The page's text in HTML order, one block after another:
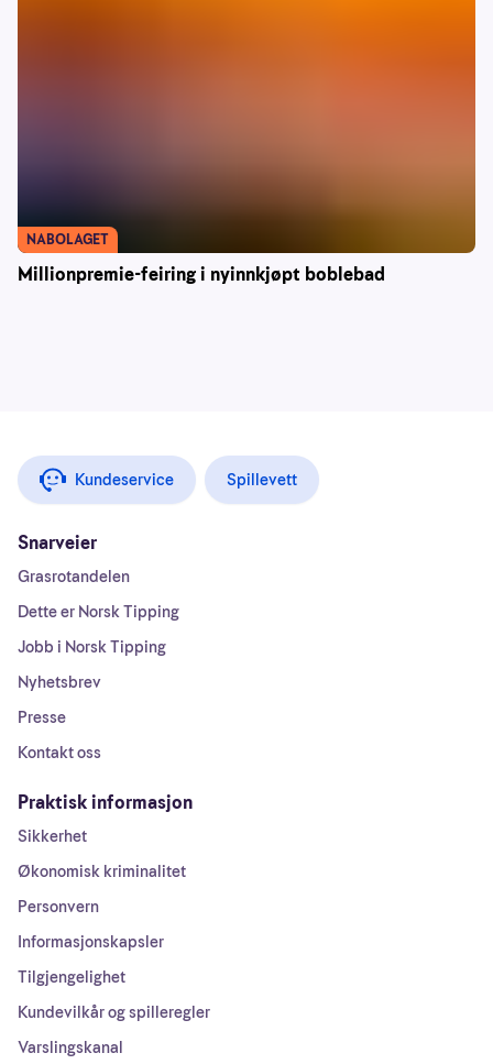
Millionpremie-feiring i nyinnkjøpt boblebad
NABOLAGET
Kundeservice Spillevett
Snarveier
Grasrotandelen
Dette er Norsk Tipping
Jobb i Norsk Tipping
Nyhetsbrev
Presse
Kontakt oss
Praktisk informasjon
Sikkerhet
Økonomisk kriminalitet
Personvern
Informasjonskapsler
Tilgjengelighet
Kundevilkår og spilleregler
Varslingskanal